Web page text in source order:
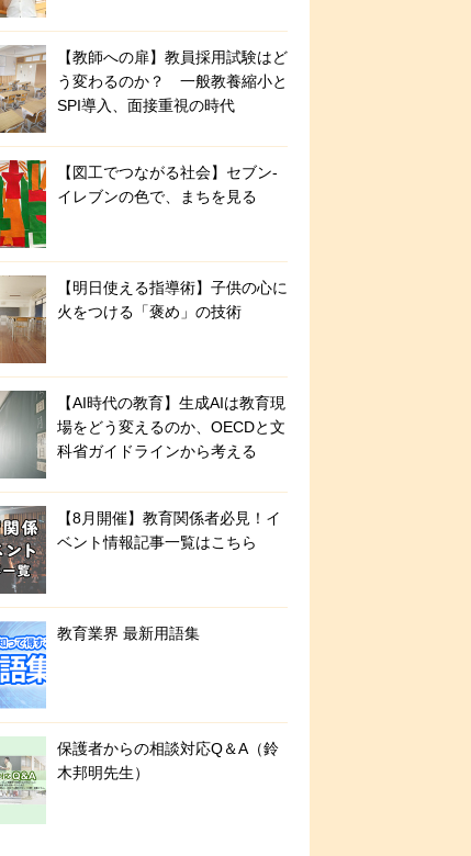
【教師への扉】教員採用試験はど
う変わるのか？ 一般教養縮小と
SPI導入、面接重視の時代
【図工でつながる社会】セブン‐
イレブンの色で、まちを見る
【明日使える指導術】子供の心に
火をつける「褒め」の技術
【AI時代の教育】生成AIは教育現
場をどう変えるのか、OECDと文
科省ガイドラインから考える
【8月開催】教育関係者必見！イ
ベント情報記事一覧はこちら
教育業界 最新用語集
保護者からの相談対応Q＆A（鈴
木邦明先生）